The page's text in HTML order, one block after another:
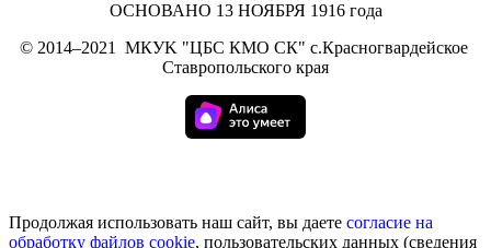
ОСНОВАНО 13 НОЯБРЯ 1916 года
© 2014–2021
МКУK "ЦБС КМО СК" с.Красногвардейское
Ставропольского края
Продолжая использовать наш сайт, вы даете согласие на
обработку файлов cookie, пользовательских данных (сведения